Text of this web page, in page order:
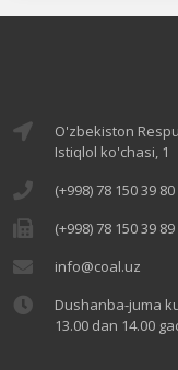
O'zbekiston
Istiqlol ko'chasi, 1
(+998) 78 150 39 80
(+998) 78 150 39 89
info@coal.uz
Dushanba-juma
13.00 dan 14.00